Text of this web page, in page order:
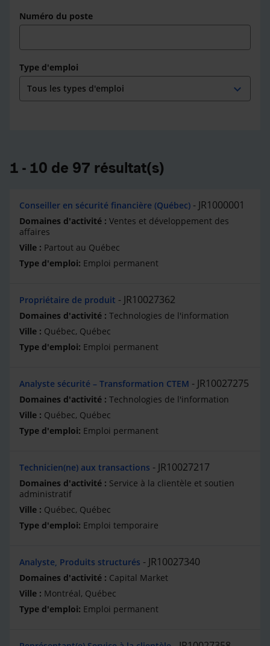
Numéro du poste
Type d'emploi
expand_more
1 - 10 de 97 résultat(s)
Conseiller en sécurité financière (Québec) JR1000001
Ventes et développement des
affaires
Partout au Québec
Emploi permanent
Propriétaire de produit JR10027362
Technologies de l'information
Québec, Québec
Emploi permanent
Analyste sécurité – Transformation CTEM JR10027275
Technologies de l'information
Québec, Québec
Emploi permanent
Technicien(ne) aux transactions JR10027217
Service à la clientèle et soutien
administratif
Québec, Québec
Emploi temporaire
Analyste, Produits structurés JR10027340
Capital Market
Montréal, Québec
Emploi permanent